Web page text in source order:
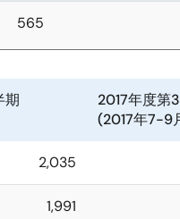
565
期
2017年度第
(2017年7-9
2,035
1,991